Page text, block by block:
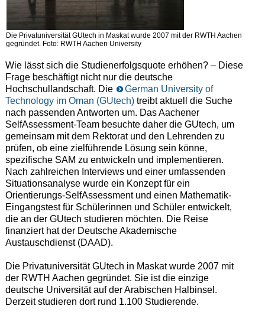
Die Privatuniversität GUtech in Maskat wurde 2007 mit der RWTH Aachen
gegründet. Foto: RWTH Aachen University
Wie lässt sich die Studienerfolgsquote erhöhen? – Diese
Frage beschäftigt nicht nur die deutsche
Hochschullandschaft. Die
German University of
Technology im Oman (GUtech)treibt aktuell die Suche
nach passenden Antworten um. Das Aachener
SelfAssessment-Team besuchte daher die GUtech, um
gemeinsam mit dem Rektorat und den Lehrenden zu
prüfen, ob eine zielführende Lösung sein könne,
spezifische SAM zu entwickeln und implementieren.
Nach zahlreichen Interviews und einer umfassenden
Situationsanalyse wurde ein Konzept für ein
Orientierungs-SelfAssessment und einen Mathematik-
Eingangstest für Schülerinnen und Schüler entwickelt,
die an der GUtech studieren möchten. Die Reise
finanziert hat der Deutsche Akademische
Austauschdienst (DAAD).
Die Privatuniversität GUtech in Maskat wurde 2007 mit
der RWTH Aachen gegründet. Sie ist die einzige
deutsche Universität auf der Arabischen Halbinsel.
Derzeit studieren dort rund 1.100 Studierende.